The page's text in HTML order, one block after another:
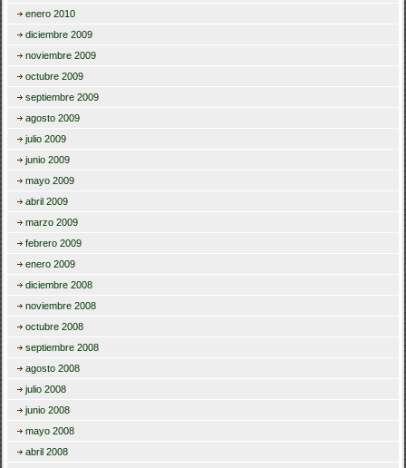
enero 2010
diciembre 2009
noviembre 2009
octubre 2009
septiembre 2009
agosto 2009
julio 2009
junio 2009
mayo 2009
abril 2009
marzo 2009
febrero 2009
enero 2009
diciembre 2008
noviembre 2008
octubre 2008
septiembre 2008
agosto 2008
julio 2008
junio 2008
mayo 2008
abril 2008